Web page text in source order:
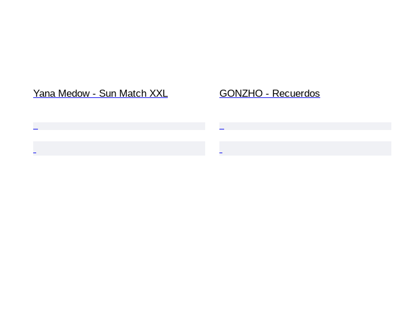
Yana Medow - Sun Match XXL GONZHO - Recuerdos